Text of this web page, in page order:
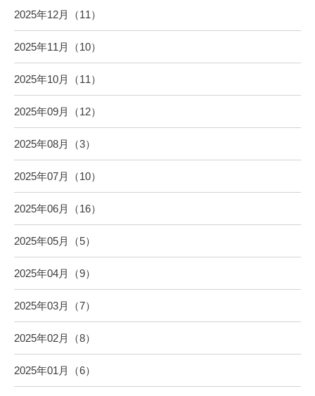
2025年12月（11）
2025年11月（10）
2025年10月（11）
2025年09月（12）
2025年08月（3）
2025年07月（10）
2025年06月（16）
2025年05月（5）
2025年04月（9）
2025年03月（7）
2025年02月（8）
2025年01月（6）